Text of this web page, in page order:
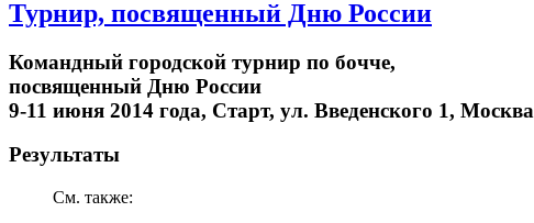
Турнир, посвященный Дню России
Командный городской турнир по бочче,
посвященный Дню России
9-11 июня 2014 года, Старт, ул. Введенского 1, Москва
Результаты
См. также: